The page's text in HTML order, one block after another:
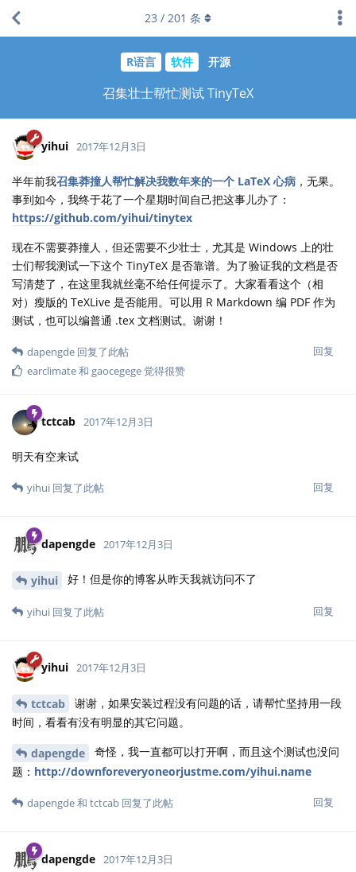
R语言 软件 开源
召集壮士帮忙测试 TinyTeX
23 / 201 条
yihui 2017年12月3日
半年前我召集莽撞人帮忙解决我数年来的一个 LaTeX 心病 ，无果。
事到如今，我终于花了一个星期时间自己把这事儿办了：
https://github.com/yihui/tinytex
现在不需要莽撞人，但还需要不少壮士，尤其是 Windows 上的壮
士们帮我测试一下这个 TinyTeX 是否靠谱。为了验证我的文档是否
写清楚了，在这里我就丝毫不给任何提示了。大家看看这个（相
对）瘦版的 TeXLive 是否能用。可以用 R Markdown 编 PDF 作为
测试，也可以编普通 .tex 文档测试。谢谢！
回复
dapengde 回复了此帖
earclimate和 gaocegege觉得很赞
tctcab 2017年12月3日
明天有空来试
回复
yihui 回复了此帖
dapengde 2017年12月3日
yihui 好！但是你的博客从昨天我就访问不了
回复
yihui 回复了此帖
yihui 2017年12月3日
tctcab
谢谢，如果安装过程没有问题的话，请帮忙坚持用一段
时间，看看有没有明显的其它问题。
dapengde
奇怪，我一直都可以打开啊，而且这个测试也没问
题： http://downforeveryoneorjustme.com/yihui.name
回复
dapengde和 tctcab 回复了此帖
dapengde 2017年12月3日